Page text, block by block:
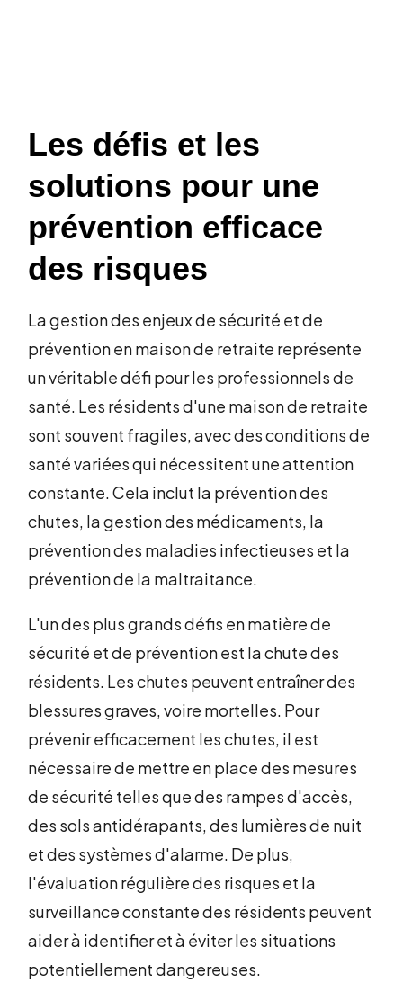
Les défis et les
solutions pour une
prévention efficace
des risques
La gestion des enjeux de sécurité et de
prévention en maison de retraite représente
un véritable défi pour les professionnels de
santé. Les résidents d'une maison de retraite
sont souvent fragiles, avec des conditions de
santé variées qui nécessitent une attention
constante. Cela inclut la prévention des
chutes, la gestion des médicaments, la
prévention des maladies infectieuses et la
prévention de la maltraitance.
L'un des plus grands défis en matière de
sécurité et de prévention est la chute des
résidents. Les chutes peuvent entraîner des
blessures graves, voire mortelles. Pour
prévenir efficacement les chutes, il est
nécessaire de mettre en place des mesures
de sécurité telles que des rampes d'accès,
des sols antidérapants, des lumières de nuit
et des systèmes d'alarme. De plus,
l'évaluation régulière des risques et la
surveillance constante des résidents peuvent
aider à identifier et à éviter les situations
potentiellement dangereuses.